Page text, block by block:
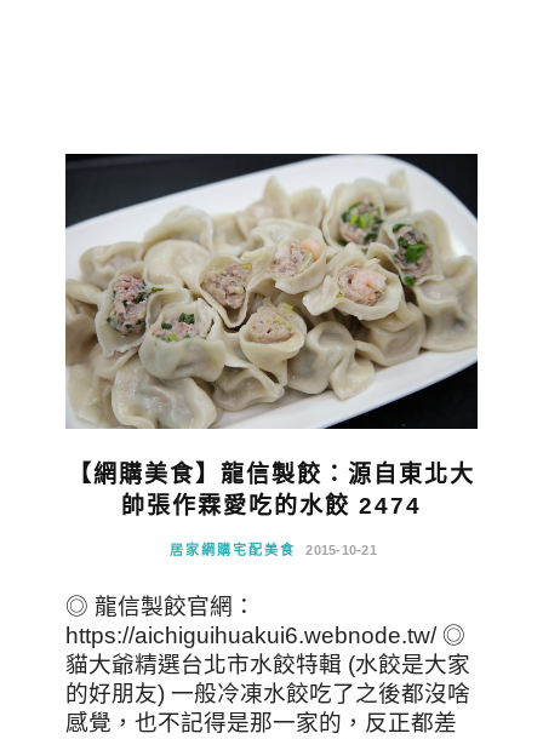
【網購美食】龍信製餃：源自東北大
帥張作霖愛吃的水餃 2474
居家網購宅配美食 2015-10-21
◎ 龍信製餃官網：
https://aichiguihuakui6.webnode.tw/ ◎
貓大爺精選台北市水餃特輯 (水餃是大家
的好朋友) 一般冷凍水餃吃了之後都沒啥
感覺，也不記得是那一家的，反正都差